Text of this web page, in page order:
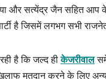
और सत्येंद्र जैन सहित
है जिसमें लगभग सभी
है कि जल्द हीकेजरीवाल
मतदान करने के लिए अन्य